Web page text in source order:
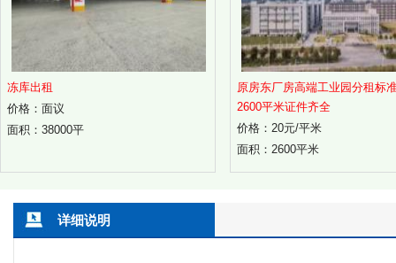
冻库出租
价格：面议
面积：38000平
原房东厂房高端工业园分租标
2600平米证件齐全
价格：20元/平米
面积：2600平米
详细说明